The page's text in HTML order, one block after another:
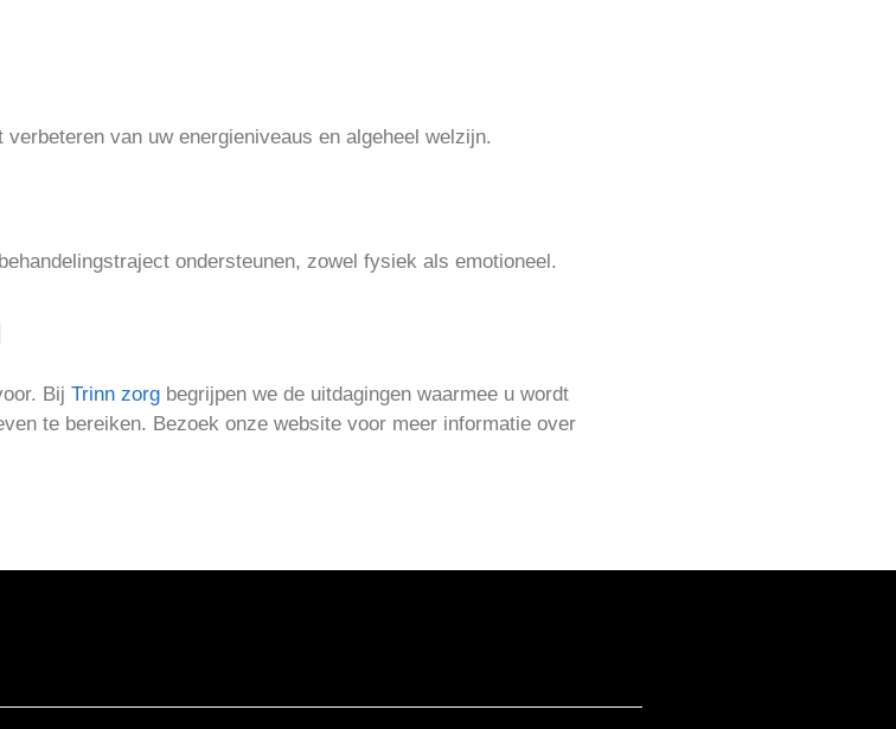
van uw energieniveaus en algeheel welzijn.
ondersteunen, zowel fysiek als emotioneel.
Bij Trinn zorg begrijpen we de uitdagingen waarmee u wordt
te bereiken. Bezoek onze website voor meer informatie over